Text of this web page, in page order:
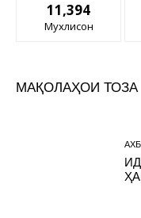
11,394
Мухлисон
МАҚОЛАҲОИ ТОЗА